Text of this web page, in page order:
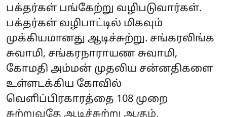
பக்தர்கள் பங்கேற்று வழிபடுவார்கள்.
பக்தர்கள் வழிபாட்டில் மிகவும்
முக்கியமானது ஆடிச்சுற்று. சங்கரலிங்க
சுவாமி, சங்கரநாராயண சுவாமி,
கோமதி அம்மன் முதலிய சன்னதிகளை
உள்ளடக்கிய கோவில்
வெளிப்பிரகாரத்தை 108 முறை
சுற்றுவதே ஆடிச்சுற்று ஆகும்.